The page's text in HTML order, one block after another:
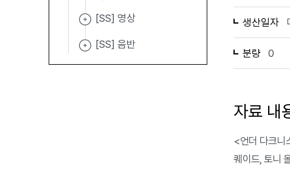
[SS] 영상
[SS] 음반
생산일자
분량 0
자료 내
<언더 다크니
퀘이드, 토니